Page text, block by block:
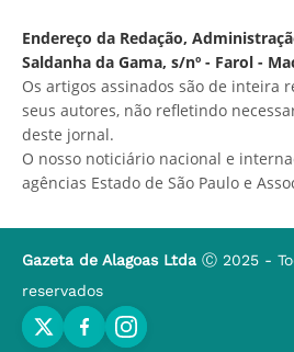
Endereço da Redação,
Saldanha da Gama, s/nº - Farol -
Os artigos assinados são de inteira
seus autores, não refletindo
deste jornal.
O nosso noticiário nacional e
agências Estado de São Paulo e
Gazeta de Alagoas Ltda Ⓒ 2025 -
reservados